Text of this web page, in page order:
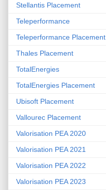
Stellantis Placement
Teleperformance
Teleperformance Placement
Thales Placement
TotalEnergies
TotalEnergies Placement
Ubisoft Placement
Vallourec Placement
Valorisation PEA 2020
Valorisation PEA 2021
Valorisation PEA 2022
Valorisation PEA 2023